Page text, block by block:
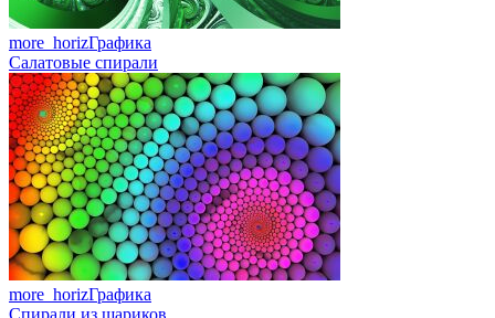
more_horizГрафика
Салатовые спирали
more_horizГрафика
Спирали из шариков